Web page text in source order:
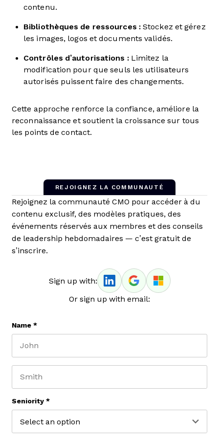
contenu.
Bibliothèques de ressources :Stockez et gérez
les images, logos et documents validés.
Contrôles d’autorisations :Limitez la
modification pour que seuls les utilisateurs
autorisés puissent faire des changements.
Cette approche renforce la confiance, améliore la
reconnaissance et soutient la croissance sur tous
les points de contact.
REJOIGNEZ LA COMMUNAUTÉ
Rejoignez la communauté CMO pour accéder à du
contenu exclusif, des modèles pratiques, des
événements réservés aux membres et des conseils
de leadership hebdomadaires — c’est gratuit de
s’inscrire.
Sign up with:
Or sign up with email:
Name *
Seniority *